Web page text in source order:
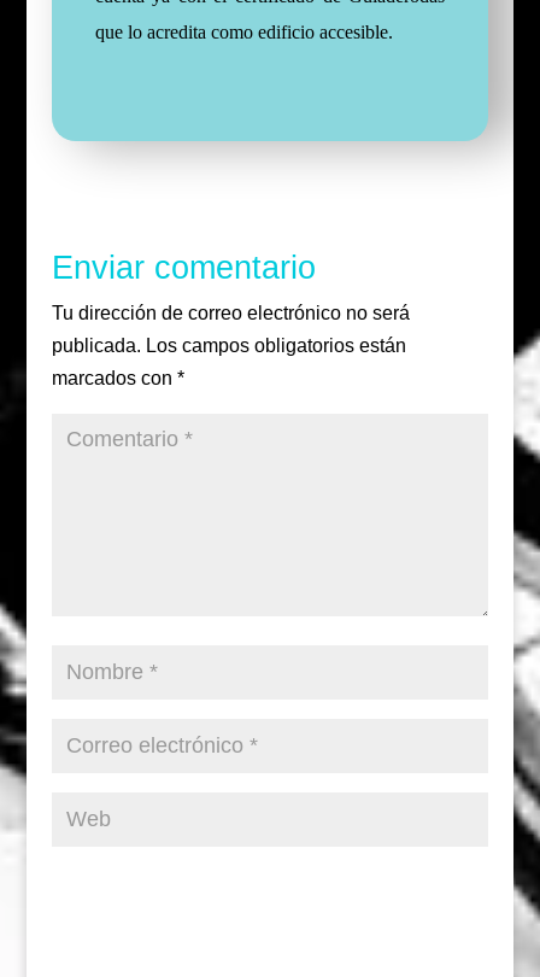
que lo acredita como edificio accesible.
Enviar comentario
Tu dirección de correo electrónico no será
publicada. Los campos obligatorios están
marcados con *